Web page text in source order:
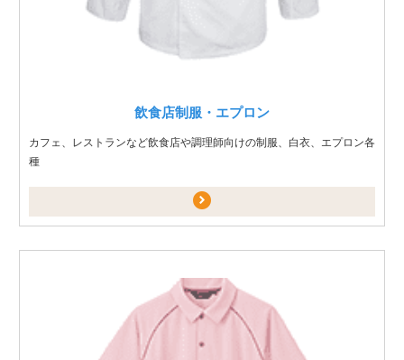
飲食店制服・エプロン
カフェ、レストランなど飲食店や調理師向けの制服、白衣、エプロン各
種